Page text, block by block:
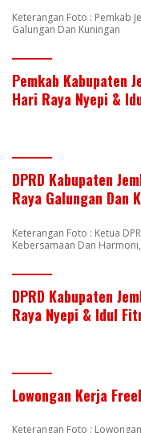
Keterangan Foto : Pemkab
Galungan Dan Kuningan
Pemkab Kabupaten
Hari Raya Nyepi &
DPRD Kabupaten
Raya Galungan Dan
Keterangan Foto : Ketua
Kebersamaan Dan
DPRD Kabupaten
Raya Nyepi & Idul
Lowongan Kerja
Keterangan Foto :